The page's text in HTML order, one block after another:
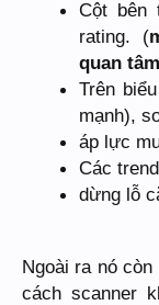
Cột bên
rating. (
quan tâm
Trên
mạnh),
áp lực
Các
dừng lỗ
Ngoài ra nó
cách scanner